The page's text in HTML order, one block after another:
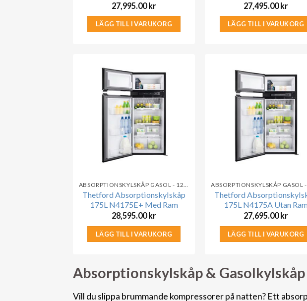
27,995.00kr
LÄGG TILL I VARUKORG
27,495.00kr
LÄGG TILL I VARUKORG
Thetford Absorptionskylskåp
175L N4175E+ Med Ram
28,595.00kr
LÄGG TILL I VARUKORG
Thetford
175L N4175A Utan
27,695.00kr
LÄGG TILL I VARUKORG
Absorptionskylskåp &
Vill du slippa brummande kompressorer på natten? Ett